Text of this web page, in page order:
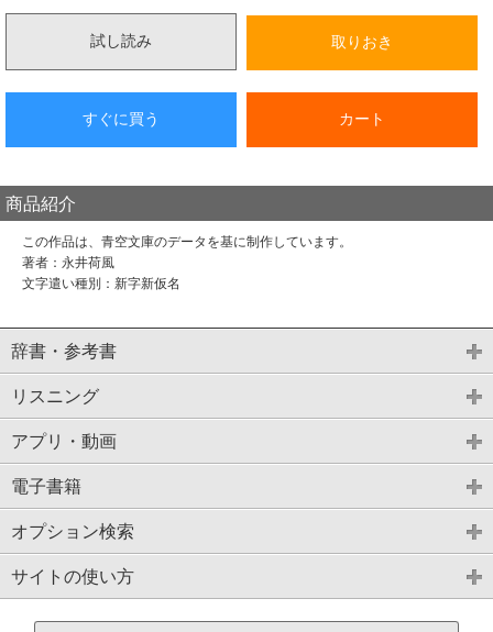
試し読み 取りおき
すぐに買う カート
商品紹介
この作品は、青空文庫のデータを基に制作しています。
著者：永井荷風
文字遣い種別：新字新仮名
辞書・参考書
リスニング
アプリ・動画
電子書籍
オプション検索
サイトの使い方